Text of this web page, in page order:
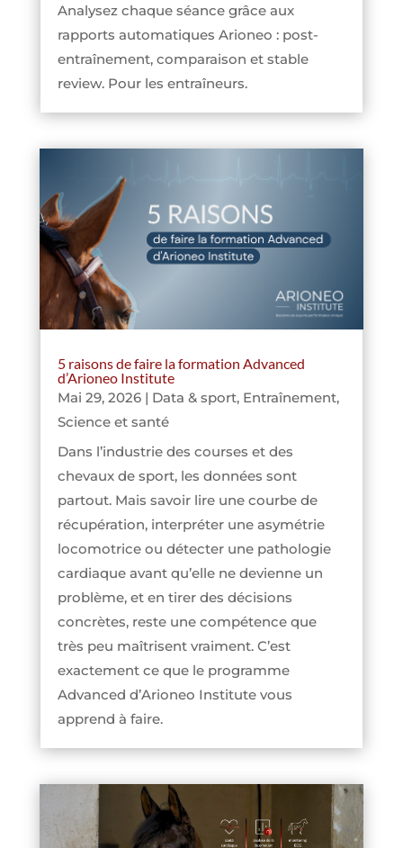
Analysez chaque séance grâce aux
rapports automatiques Arioneo : post-
entraînement, comparaison et stable
review. Pour les entraîneurs.
5 raisons de faire la formation Advanced
d’Arioneo Institute
Mai 29, 2026| Data & sport, Entraînement,
Science et santé
Dans l’industrie des courses et des
chevaux de sport, les données sont
partout. Mais savoir lire une courbe de
récupération, interpréter une asymétrie
locomotrice ou détecter une pathologie
cardiaque avant qu’elle ne devienne un
problème, et en tirer des décisions
concrètes, reste une compétence que
très peu maîtrisent vraiment. C’est
exactement ce que le programme
Advanced d’Arioneo Institute vous
apprend à faire.